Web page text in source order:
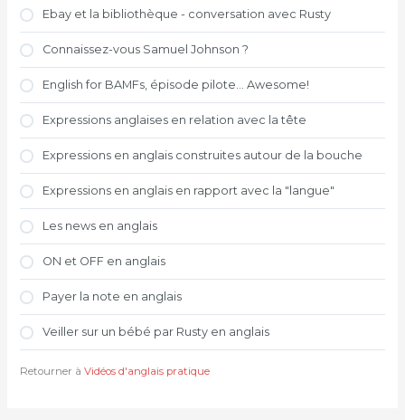
Ebay et la bibliothèque - conversation avec Rusty
Connaissez-vous Samuel Johnson ?
English for BAMFs, épisode pilote... Awesome!
Expressions anglaises en relation avec la tête
Expressions en anglais construites autour de la bouche
Expressions en anglais en rapport avec la "langue"
Les news en anglais
ON et OFF en anglais
Payer la note en anglais
Veiller sur un bébé par Rusty en anglais
Retourner àVidéos d'anglais pratique